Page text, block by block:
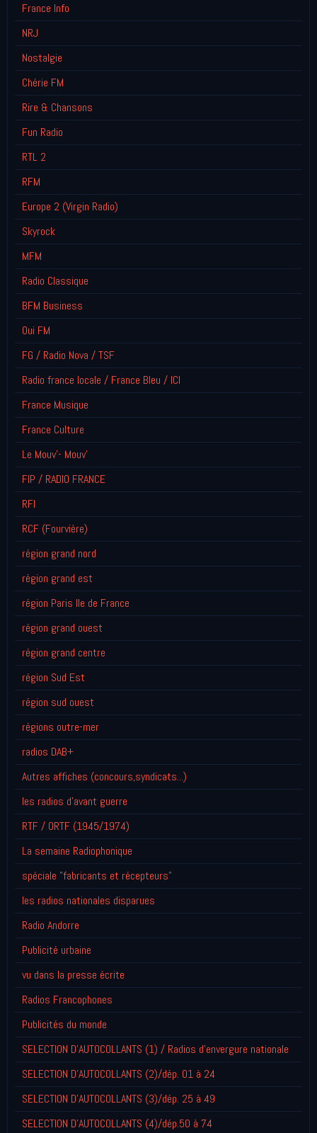
France Info
NRJ
Nostalgie
Chérie FM
Rire & Chansons
Fun Radio
RTL 2
RFM
Europe 2 (Virgin Radio)
Skyrock
MFM
Radio Classique
BFM Business
Oui FM
FG / Radio Nova / TSF
Radio france locale / France Bleu / ICI
France Musique
France Culture
Le Mouv'- Mouv'
FIP / RADIO FRANCE
RFI
RCF (Fourvière)
région grand nord
région grand est
région Paris Ile de France
région grand ouest
région grand centre
région Sud Est
région sud ouest
régions outre-mer
radios DAB+
Autres affiches (concours,syndicats...)
les radios d'avant guerre
RTF / ORTF (1945/1974)
La semaine Radiophonique
spéciale "fabricants et récepteurs"
les radios nationales disparues
Radio Andorre
Publicité urbaine
vu dans la presse écrite
Radios Francophones
Publicités du monde
SELECTION D'AUTOCOLLANTS (1) / Radios d'envergure nationale
SELECTION D'AUTOCOLLANTS (2)/dép. 01 à 24
SELECTION D'AUTOCOLLANTS (3)/dép. 25 à 49
SELECTION D'AUTOCOLLANTS (4)/dép.50 à 74